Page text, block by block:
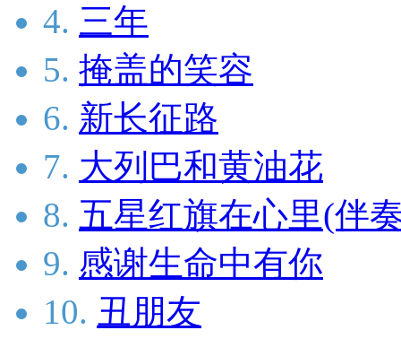
4. 三年
5. 掩盖的笑容
6. 新长征路
7. 大列巴和黄油花
8. 五星红旗在心里(伴
9. 感谢生命中有你
10. 丑朋友